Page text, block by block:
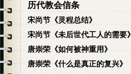
历代教会信条
宋尚节《灵程总结》
宋尚节《未后世代工人的需要》
唐崇荣《如何被神重用》
唐崇荣《什么是真正的复兴》